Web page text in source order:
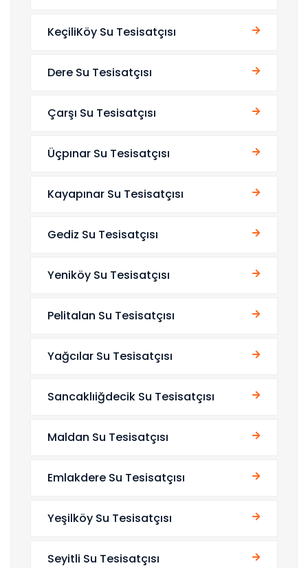
KeçiliKöy Su Tesisatçısı
Dere Su Tesisatçısı
Çarşı Su Tesisatçısı
Üçpınar Su Tesisatçısı
Kayapınar Su Tesisatçısı
Gediz Su Tesisatçısı
Yeniköy Su Tesisatçısı
Pelitalan Su Tesisatçısı
Yağcılar Su Tesisatçısı
Sancaklıiğdecik Su Tesisatçısı
Maldan Su Tesisatçısı
Emlakdere Su Tesisatçısı
Yeşilköy Su Tesisatçısı
Seyitli Su Tesisatçısı